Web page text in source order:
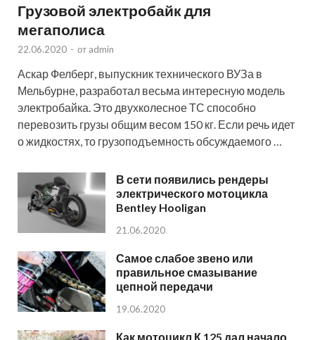
Грузовой электробайк для
мегаполиса
22.06.2020 - от admin
Аскар Фелберг, выпускник технического ВУЗа в
Мельбурне, разработал весьма интересную модель
электробайка. Это двухколесное ТС способно
перевозить грузы общим весом 150 кг. Если речь идет
о жидкостях, то грузоподъемность обсуждаемого …
В сети появились рендеры
электрического мотоцикла
Bentley Hooligan
21.06.2020
Самое слабое звено или
правильное смазывание
цепной передачи
19.06.2020
Как мотоцикл К 125 дал начало